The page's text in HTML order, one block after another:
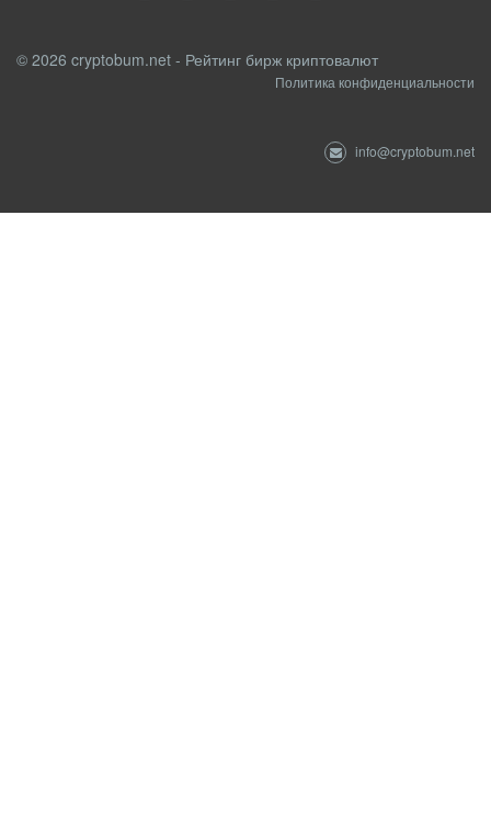
© 2026 cryptobum.net - Рейтинг бирж криптовалют
Политика конфиденциальности
info@cryptobum.net